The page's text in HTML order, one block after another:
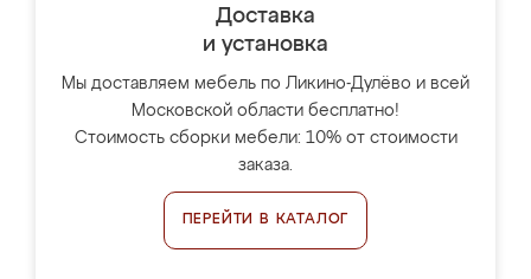
Доставка
и установка
Мы доставляем мебель по Ликино-Дулёво и всей
Московской области бесплатно!
Стоимость сборки мебели: 10% от стоимости
заказа.
ПЕРЕЙТИ В КАТАЛОГ